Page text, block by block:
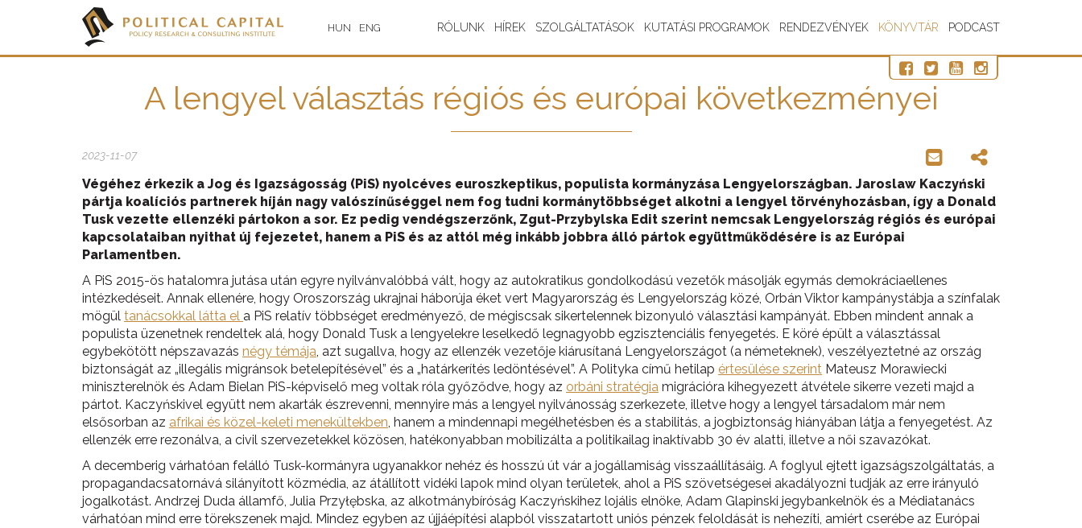
HUN ENG RÓLUNK HÍREK SZOLGÁLTATÁSOK KUTATÁSI PROGRAMOK RENDEZVÉNYEK KÖNYVTÁR PODCAST
A lengyel választás régiós és európai következményei
2023-11-07
Végéhez érkezik a Jog és Igazságosság (PiS) nyolcéves euroszkeptikus, populista kormányzása Lengyelországban. Jaroslaw Kaczyński
pártja koalíciós partnerek híján nagy valószínűséggel nem fog tudni kormánytöbbséget alkotni a lengyel törvényhozásban, így a Donald
Tusk vezette ellenzéki pártokon a sor. Ez pedig vendégszerzőnk, Zgut-Przybylska Edit szerint nemcsak Lengyelország régiós és európai
kapcsolataiban nyithat új fejezetet, hanem a PiS és az attól még inkább jobbra álló pártok együttműködésére is az Európai
Parlamentben.
A PiS 2015-ös hatalomra jutása után egyre nyilvánvalóbbá vált, hogy az autokratikus gondolkodású vezetők másolják egymás demokráciaellenes
intézkedéseit. Annak ellenére, hogy Oroszország ukrajnai háborúja éket vert Magyarország és Lengyelország közé, Orbán Viktor kampánystábja a színfalak
mögül tanácsokkal látta el a PiS relatív többséget eredményező, de mégiscsak sikertelennek bizonyuló választási kampányát. Ebben mindent annak a
populista üzenetnek rendeltek alá, hogy Donald Tusk a lengyelekre leselkedő legnagyobb egzisztenciális fenyegetés. E köré épült a választással
egybekötött népszavazás négy témája, azt sugallva, hogy az ellenzék vezetője kiárusítaná Lengyelországot (a németeknek), veszélyeztetné az ország
biztonságát az „illegális migránsok betelepítésével” és a „határkerítés ledöntésével”. A Polityka című hetilap értesülése szerint Mateusz Morawiecki
miniszterelnök és Adam Bielan PiS-képviselő meg voltak róla győződve, hogy az orbáni stratégia migrációra kihegyezett átvétele sikerre vezeti majd a
pártot. Kaczyńskivel együtt nem akarták észrevenni, mennyire más a lengyel nyilvánosság szerkezete, illetve hogy a lengyel társadalom már nem
elsősorban az afrikai és közel-keleti menekültekben, hanem a mindennapi megélhetésben és a stabilitás, a jogbiztonság hiányában látja a fenyegetést. Az
ellenzék erre rezonálva, a civil szervezetekkel közösen, hatékonyabban mobilizálta a politikailag inaktívabb 30 év alatti, illetve a női szavazókat.
A decemberig várhatóan felálló Tusk-kormányra ugyanakkor nehéz és hosszú út vár a jogállamiság visszaállításáig. A foglyul ejtett igazságszolgáltatás, a
propagandacsatornává silányított közmédia, az átállított vidéki lapok mind olyan területek, ahol a PiS szövetségesei akadályozni tudják az erre irányuló
jogalkotást. Andrzej Duda államfő, Julia Przyłębska, az alkotmánybíróság Kaczyńskihez lojális elnöke, Adam Glapinski jegybankelnök és a Médiatanács
várhatóan mind erre törekszenek majd. Mindez egyben az újjáépítési alapból visszatartott uniós pénzek feloldását is nehezíti, amiért cserébe az Európai